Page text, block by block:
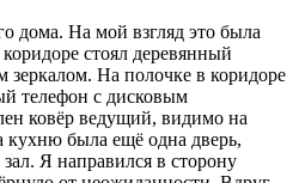
дома. На мой взгляд это была
стоял деревянный
На полочке в коридоре
телефон с дисковым
ковёр ведущий, видимо на
была ещё одна дверь,
Я направился в сторону